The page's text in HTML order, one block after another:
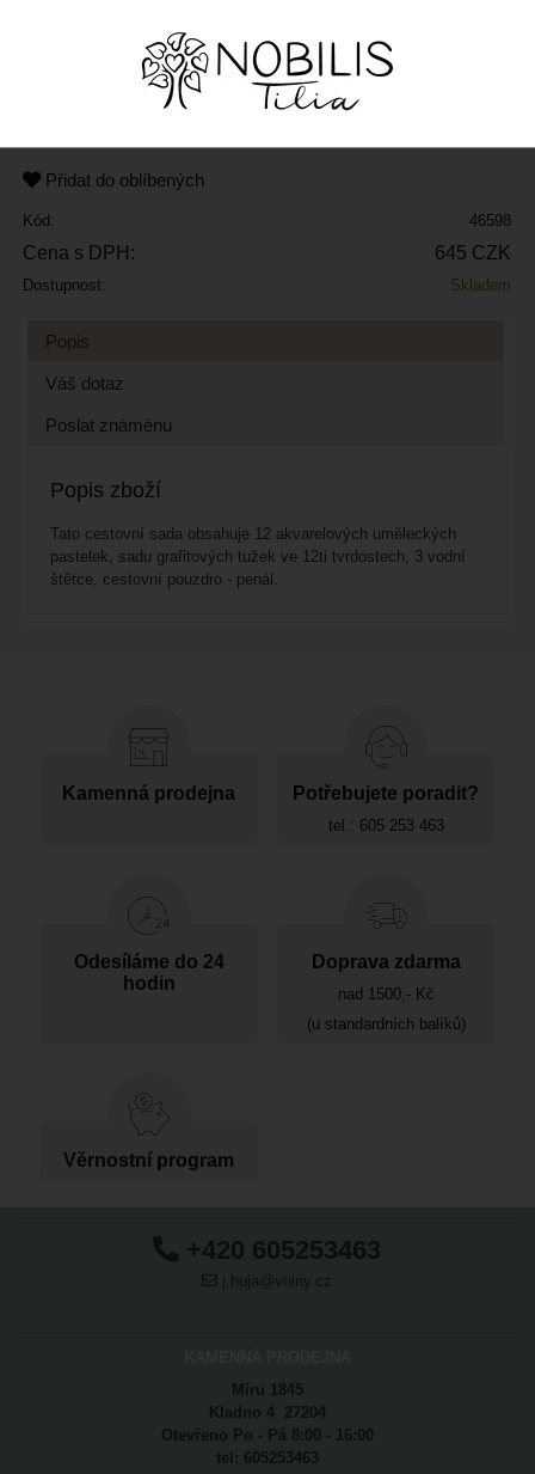
Přidat do oblíbených
Kód: 46598
Cena s DPH: 645 CZK
Dostupnost: Skladem
Popis
Váš dotaz
Poslat známénu
Popis zboží
Tato cestovní sada obsahuje 12 akvarelových uměleckých
pastelek, sadu grafitových tužek ve 12ti tvrdostech, 3 vodní
štětce, cestovní pouzdro - penál.
Kamenná prodejna Potřebujete poradit?
tel.: 605 253 463
Odesíláme do 24
hodin
Doprava zdarma
nad 1500,- Kč
(u standardních balíků)
Věrnostní program
+420 605253463
j.huja@volny.cz
Míru 1845
Kladno 4 27204
Otevřeno Po - Pá 8:00 - 16:00
tel: 605253463